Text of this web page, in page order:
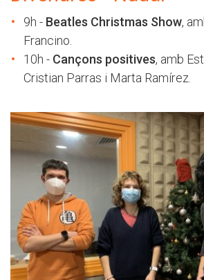
9h - Beatles Christmas Show,
Francino.
10h - Cançons positives, amb
Cristian Parras i Marta Ramírez.